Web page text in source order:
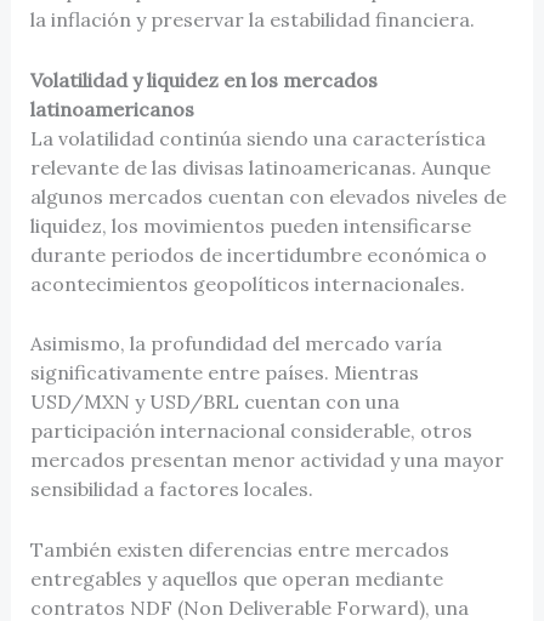
la inflación y preservar la estabilidad financiera.
Volatilidad y liquidez en los mercados
latinoamericanos
La volatilidad continúa siendo una característica
relevante de las divisas latinoamericanas. Aunque
algunos mercados cuentan con elevados niveles de
liquidez, los movimientos pueden intensificarse
durante periodos de incertidumbre económica o
acontecimientos geopolíticos internacionales.
Asimismo, la profundidad del mercado varía
significativamente entre países. Mientras
USD/MXN y USD/BRL cuentan con una
participación internacional considerable, otros
mercados presentan menor actividad y una mayor
sensibilidad a factores locales.
También existen diferencias entre mercados
entregables y aquellos que operan mediante
contratos NDF (Non Deliverable Forward), una